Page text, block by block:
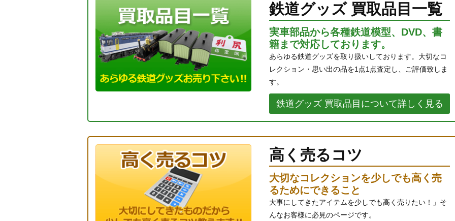
鉄道グッズ 買取品目一覧
実車部品から各種鉄道模型、DVD、書
籍まで対応しております。
あらゆる鉄道グッズを取り扱いしております。大切なコ
レクション・思い出の品を1点1点査定し、ご評価致しま
す。
鉄道グッズ 買取品目について詳しく見る
高く売るコツ
大切なコレクションを少しでも高く売
るためにできること
大事にしてきたアイテムを少しでも高く売りたい！」そ
んなお客様に必見のページです。